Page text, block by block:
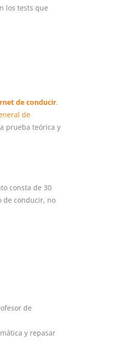
los tests que
de conducir.
de
prueba teórica y
consta de 30
de conducir, no
de
y repasar